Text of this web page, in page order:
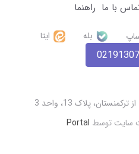
با ما راهنما
بله ایتا
سایت توسط Portal
پلاک 13، واحد 3